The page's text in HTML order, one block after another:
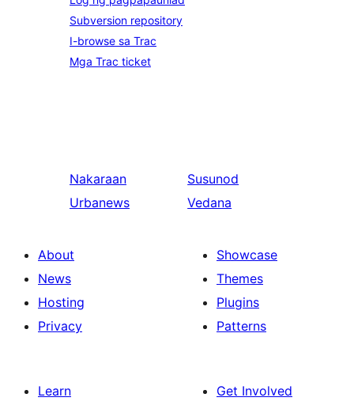
Subversion repository
I-browse sa Trac
Mga Trac ticket
Nakaraan
Urbanews
Susunod
Vedana
About
News
Hosting
Privacy
Showcase
Themes
Plugins
Patterns
Learn
Get Involved